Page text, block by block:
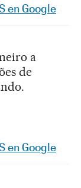
en Google
a
de
en Google